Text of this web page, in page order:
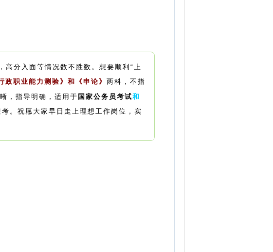
高分入面等情况数不胜数。 想要顺利“上
政职业能力测验》和《申论》 两科，不指
，指导明确，适用于 国家公务员考试和
考。祝愿大家早日走上理想工作岗位，实